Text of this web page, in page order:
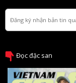
Đọc đặc san